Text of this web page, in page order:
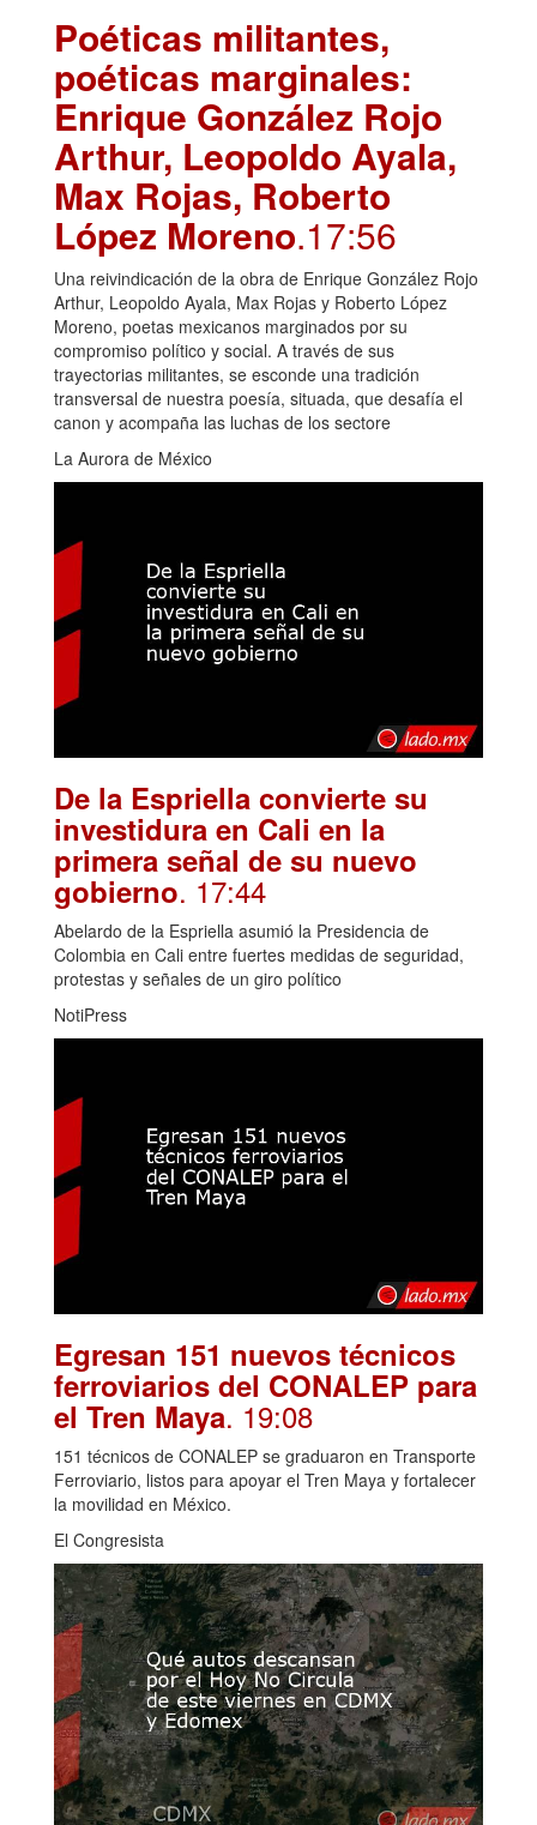
Poéticas militantes,
poéticas marginales:
Enrique González Rojo
Arthur, Leopoldo Ayala,
Max Rojas, Roberto
López Moreno.17:56
Una reivindicación de la obra de Enrique González Rojo
Arthur, Leopoldo Ayala, Max Rojas y Roberto López
Moreno, poetas mexicanos marginados por su
compromiso político y social. A través de sus
trayectorias militantes, se esconde una tradición
transversal de nuestra poesía, situada, que desafía el
canon y acompaña las luchas de los sectore
La Aurora de México
De la Espriella convierte su
investidura en Cali en la
primera señal de su nuevo
gobierno. 17:44
Abelardo de la Espriella asumió la Presidencia de
Colombia en Cali entre fuertes medidas de seguridad,
protestas y señales de un giro político
NotiPress
Egresan 151 nuevos técnicos
ferroviarios del CONALEP para
el Tren Maya. 19:08
151 técnicos de CONALEP se graduaron en Transporte
Ferroviario, listos para apoyar el Tren Maya y fortalecer
la movilidad en México.
El Congresista